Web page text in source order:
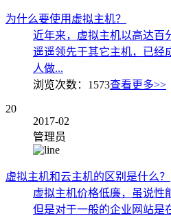
为什么要使用虚拟主机？
近年来，虚拟主机以高达百
遥遥领先于其它主机，已经
人做...
浏览次数： 1573查看更多>>
20
2017-02
管理员
虚拟主机和云主机的区别是什么？
虚拟主机价格低廉，虽说性
但是对于一般的企业网站是